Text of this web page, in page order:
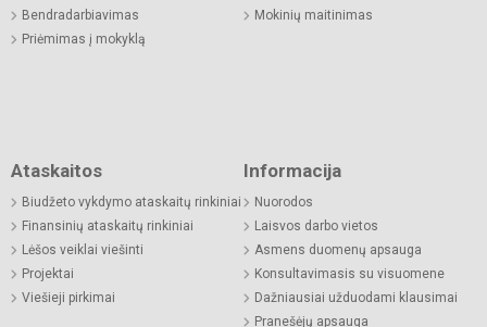
Bendradarbiavimas
Priėmimas į mokyklą
Mokinių maitinimas
Ataskaitos
Biudžeto vykdymo ataskaitų rinkiniai
Finansinių ataskaitų rinkiniai
Lėšos veiklai viešinti
Projektai
Viešieji pirkimai
Informacija
Nuorodos
Laisvos darbo vietos
Asmens duomenų apsauga
Konsultavimasis su visuomene
Dažniausiai užduodami klausimai
Pranešėjų apsauga